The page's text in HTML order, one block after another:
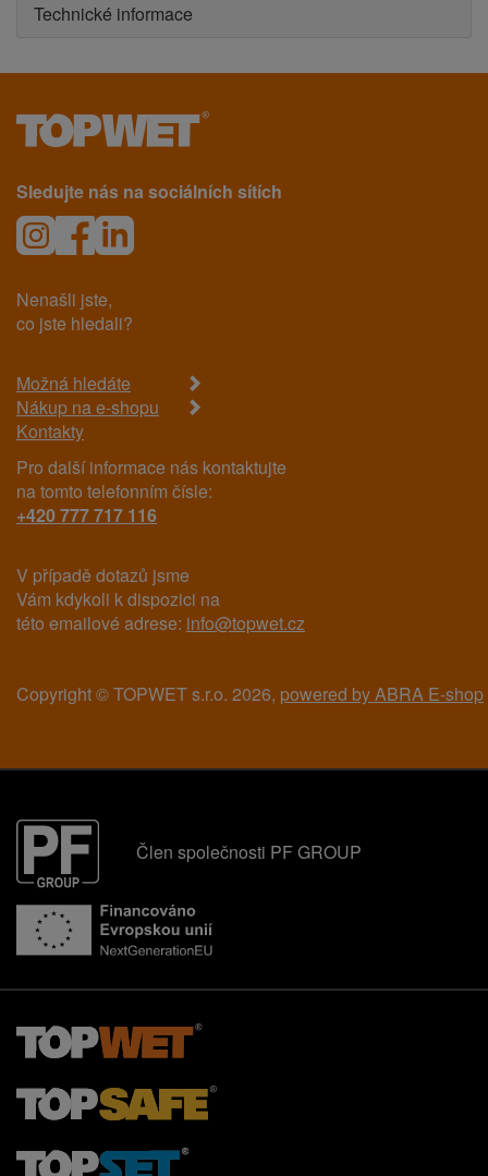
Technické informace
Sledujte nás na sociálních sítích
Nenašli jste,
co jste hledali?
Možná hledáte
Nákup na e-shopu
Kontakty
Pro další informace nás kontaktujte
na tomto telefonním čísle:
+420 777 717 116
V případě dotazů jsme
Vám kdykoli k dispozici na
této emailové adrese: info@topwet.cz
Copyright © TOPWET s.r.o. 2026, powered by ABRA E-shop
Člen společnosti PF GROUP